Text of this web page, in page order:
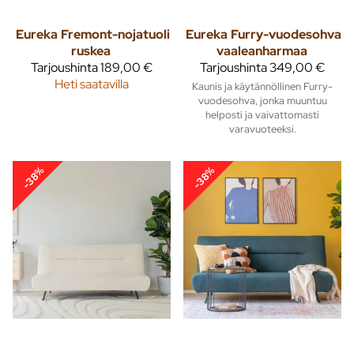
Eureka Fremont-nojatuoli
ruskea
Tarjoushinta189,00 €
Heti saatavilla
Eureka Furry-vuodesohva
vaaleanharmaa
Tarjoushinta349,00 €
Kaunis ja käytännöllinen Furry-
vuodesohva, jonka muuntuu
helposti ja vaivattomasti
varavuoteeksi.
-38% -38%